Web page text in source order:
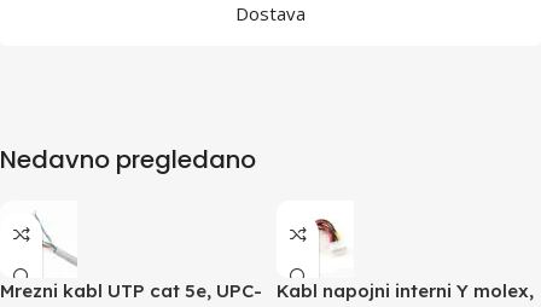
Dostava
Nedavno pregledano
Mrezni kabl UTP cat 5e, UPC-
Kabl napojni interni Y molex,